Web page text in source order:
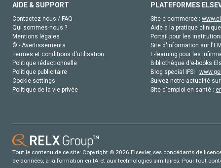
AIDE & SUPPORT
Contactez-nous / FAQ
Qui sommes-nous ?
Mentions légales
© - Avertissements
Termes et conditions d'utilisation
Politique rédactionnelle
Politique publicitaire
Cookie settings
Politique de la vie privée
PLATEFORMES
Site e-commerce :
Aide à la pratique
Portail pour les
Site d'information sur
E-learning pour les
Bibliothèque d'e-books
Blog special IFSI :
Suivez notre actualité
Site d'emploi en santé :
Tout le contenu de ce site: Copyright © 2026 Elsevier, ses concédants de
de données, a la formation en IA et aux technologies similaires. Pour tout